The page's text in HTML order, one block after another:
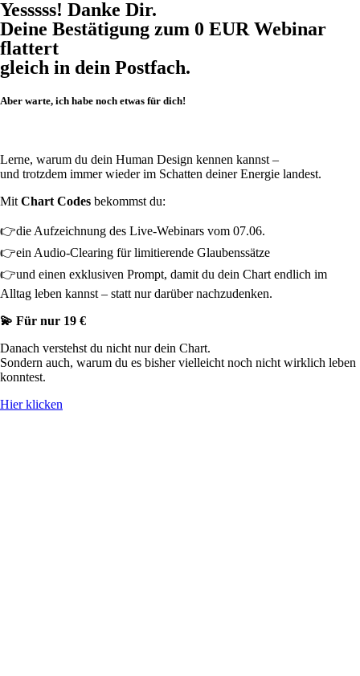
Yesssss! Danke Dir.
Deine Bestätigung zum 0 EUR Webinar
flattert
gleich in dein Postfach.
Aber warte, ich habe noch etwas für dich!
Lerne, warum du dein Human Design kennen kannst –
und trotzdem immer wieder im Schatten deiner Energie landest.
Mit Chart Codes bekommst du:
👉die Aufzeichnung des Live-Webinars vom 07.06.
👉ein Audio-Clearing für limitierende Glaubenssätze
👉und einen exklusiven Prompt, damit du dein Chart endlich im
Alltag leben kannst – statt nur darüber nachzudenken.
💫 Für nur 19 €
Danach verstehst du nicht nur dein Chart.
Sondern auch, warum du es bisher vielleicht noch nicht wirklich leben
konntest.
Hier klicken